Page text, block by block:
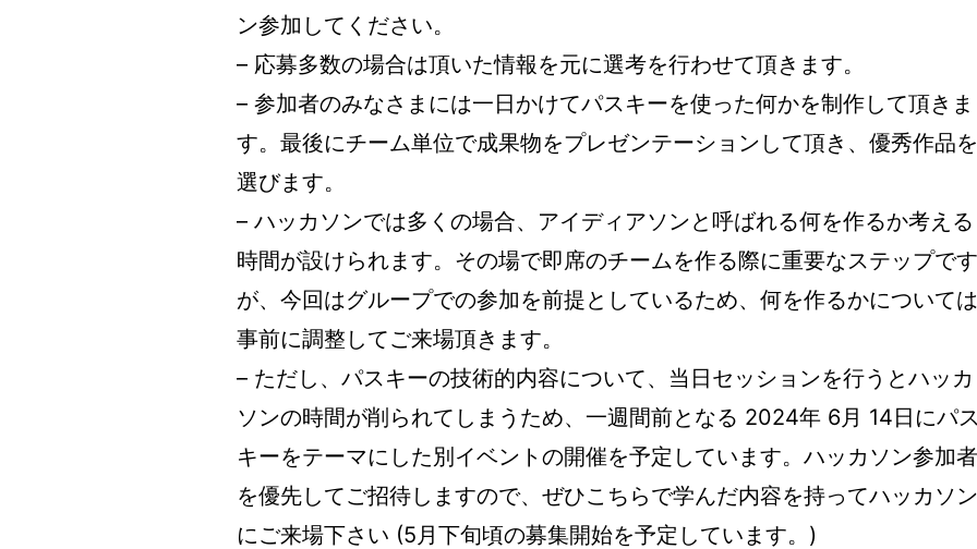
ン参加してください。
– 応募多数の場合は頂いた情報を元に選考を行わせて頂きます。
– 参加者のみなさまには一日かけてパスキーを使った何かを制作して頂きま
す。最後にチーム単位で成果物をプレゼンテーションして頂き、優秀作品を
選びます。
– ハッカソンでは多くの場合、アイディアソンと呼ばれる何を作るか考える
時間が設けられます。その場で即席のチームを作る際に重要なステップです
が、今回はグループでの参加を前提としているため、何を作るかについては
事前に調整してご来場頂きます。
– ただし、パスキーの技術的内容について、当日セッションを行うとハッカ
ソンの時間が削られてしまうため、一週間前となる 2024年 6月 14日にパス
キーをテーマにした別イベントの開催を予定しています。ハッカソン参加者
を優先してご招待しますので、ぜひこちらで学んだ内容を持ってハッカソン
にご来場下さい (5月下旬頃の募集開始を予定しています。)